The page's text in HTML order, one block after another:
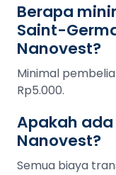
Berapa
Saint-
Nanovest?
Minimal
Rp5.000.
Apakah
Nanovest?
Semua biaya